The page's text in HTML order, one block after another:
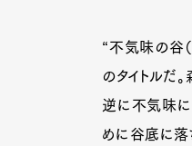
“不気味の谷
のタイトルだ
逆に不気味に
めに谷底に落